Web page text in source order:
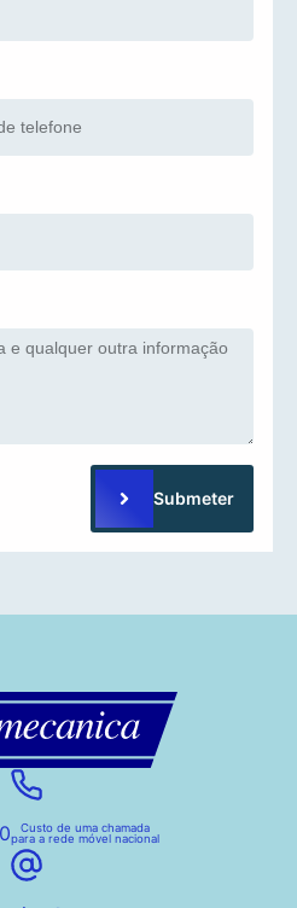
Submeter
Custo de uma chamada
para a rede móvel nacional